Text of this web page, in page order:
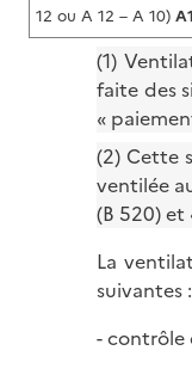
12 ou A 12 – A 10)
(1)
faite des
«
(2) Cette
ventilée
(B 520)
La
suivantes :
- contrôle